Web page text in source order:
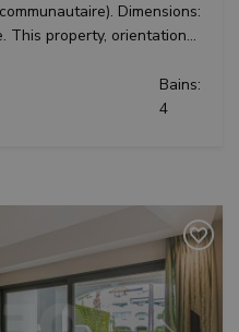
Dimensions:
This property, orientation...
Bains:
4